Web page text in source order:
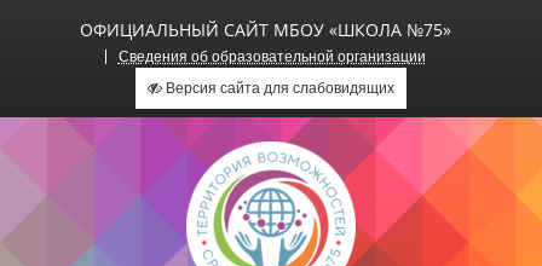
ОФИЦИАЛЬНЫЙ САЙТ МБОУ «ШКОЛА №75»
Сведения об образовательной организации
Версия сайта для слабовидящих